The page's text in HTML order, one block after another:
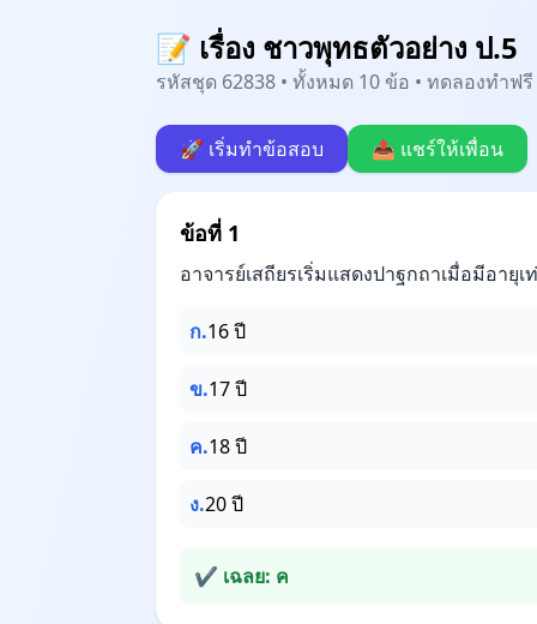
📝 เรื่อง ชาวพุทธตัวอย่าง ป.5
รหัสชุด 62838 • ทั้งหมด 10 ข้อ • ทดลองทำฟ
🚀 เริ่มทำข้อสอบ 📤 แชร์ให้เพื่อน
ข้อที่ 1
อาจารย์เสถียรเริ่มแสดงปาฐกถาเมื่อมีอายุเ
ก.16 ปี
ข.17 ปี
ค.18 ปี
ง.20 ปี
✔ เฉลย: ค